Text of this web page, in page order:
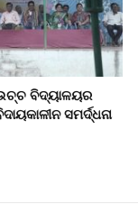
ବିଦ୍ୟାଳୟର
ସମର୍ଦ୍ଧନା